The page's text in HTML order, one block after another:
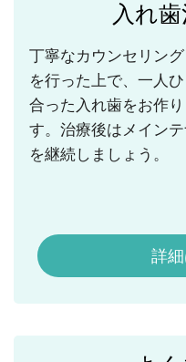
入れ
丁寧なカウンセリン
を行った上で、一人
合った入れ歯をお作り
す。治療後はメイン
を継続しましょう。
詳